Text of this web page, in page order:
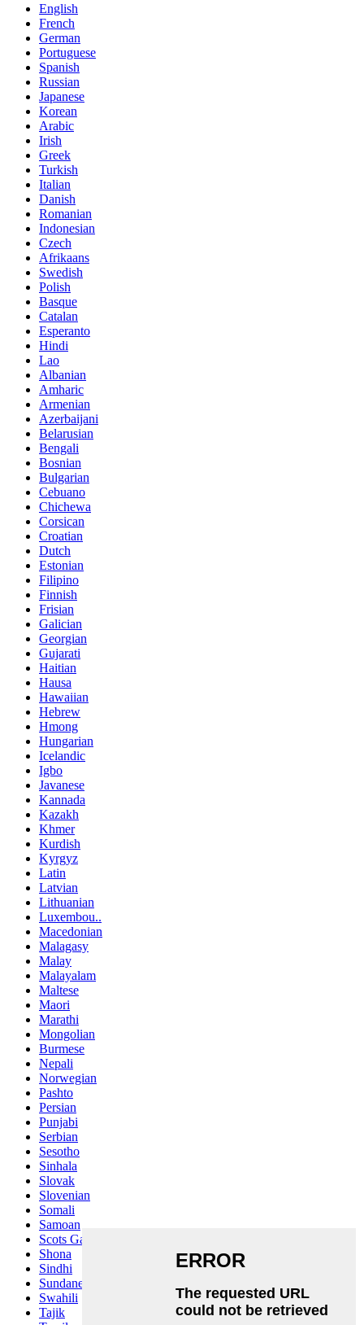
English
French
German
Portuguese
Spanish
Russian
Japanese
Korean
Arabic
Irish
Greek
Turkish
Italian
Danish
Romanian
Indonesian
Czech
Afrikaans
Swedish
Polish
Basque
Catalan
Esperanto
Hindi
Lao
Albanian
Amharic
Armenian
Azerbaijani
Belarusian
Bengali
Bosnian
Bulgarian
Cebuano
Chichewa
Corsican
Croatian
Dutch
Estonian
Filipino
Finnish
Frisian
Galician
Georgian
Gujarati
Haitian
Hausa
Hawaiian
Hebrew
Hmong
Hungarian
Icelandic
Igbo
Javanese
Kannada
Kazakh
Khmer
Kurdish
Kyrgyz
Latin
Latvian
Lithuanian
Luxembou..
Macedonian
Malagasy
Malay
Malayalam
Maltese
Maori
Marathi
Mongolian
Burmese
Nepali
Norwegian
Pashto
Persian
Punjabi
Serbian
Sesotho
Sinhala
Slovak
Slovenian
Somali
Samoan
Scots Gaelic
Shona
Sindhi
Sundanese
Swahili
Tajik